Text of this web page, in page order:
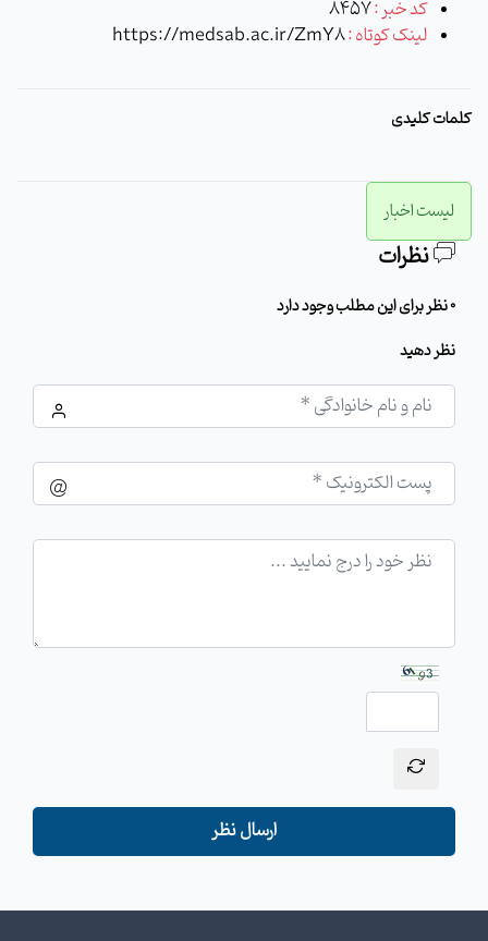
کد خبر :8457
لینک کوتاه :https://medsab.ac.ir/ZmY8
کلمات کلیدی
لیست اخبار
نظرات
0 نظر برای این مطلب وجود دارد
نظر دهید
ارسال نظر